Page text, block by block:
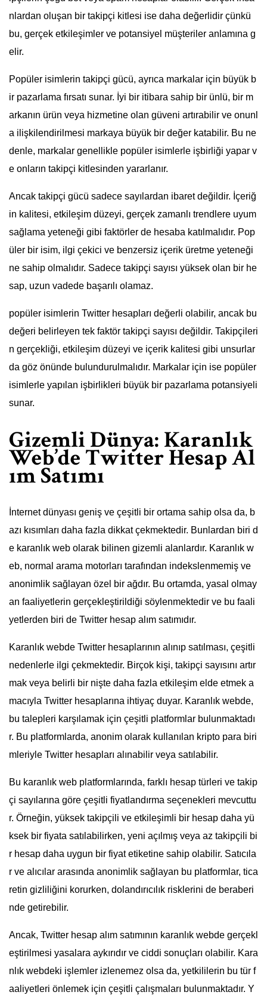
nlardan oluşan bir takipçi kitlesi ise daha değerlidir çünkü
bu, gerçek etkileşimler ve potansiyel müşteriler anlamına g
elir.
Popüler isimlerin takipçi gücü, ayrıca markalar için büyük b
ir pazarlama fırsatı sunar. İyi bir itibara sahip bir ünlü, bir m
arkanın ürün veya hizmetine olan güveni artırabilir ve onunl
a ilişkilendirilmesi markaya büyük bir değer katabilir. Bu ne
denle, markalar genellikle popüler isimlerle işbirliği yapar v
e onların takipçi kitlesinden yararlanır.
Ancak takipçi gücü sadece sayılardan ibaret değildir. İçeriğ
in kalitesi, etkileşim düzeyi, gerçek zamanlı trendlere uyum
sağlama yeteneği gibi faktörler de hesaba katılmalıdır. Pop
üler bir isim, ilgi çekici ve benzersiz içerik üretme yeteneği
ne sahip olmalıdır. Sadece takipçi sayısı yüksek olan bir he
sap, uzun vadede başarılı olamaz.
popüler isimlerin Twitter hesapları değerli olabilir, ancak bu
değeri belirleyen tek faktör takipçi sayısı değildir. Takipçileri
n gerçekliği, etkileşim düzeyi ve içerik kalitesi gibi unsurlar
da göz önünde bulundurulmalıdır. Markalar için ise popüler
isimlerle yapılan işbirlikleri büyük bir pazarlama potansiyeli
sunar.
Gizemli Dünya: Karanlık
Web’de Twitter Hesap Al
ım Satımı
İnternet dünyası geniş ve çeşitli bir ortama sahip olsa da, b
azı kısımları daha fazla dikkat çekmektedir. Bunlardan biri d
e karanlık web olarak bilinen gizemli alanlardır. Karanlık w
eb, normal arama motorları tarafından indekslenmemiş ve
anonimlik sağlayan özel bir ağdır. Bu ortamda, yasal olmay
an faaliyetlerin gerçekleştirildiği söylenmektedir ve bu faali
yetlerden biri de Twitter hesap alım satımıdır.
Karanlık webde Twitter hesaplarının alınıp satılması, çeşitli
nedenlerle ilgi çekmektedir. Birçok kişi, takipçi sayısını artır
mak veya belirli bir nişte daha fazla etkileşim elde etmek a
macıyla Twitter hesaplarına ihtiyaç duyar. Karanlık webde,
bu talepleri karşılamak için çeşitli platformlar bulunmaktadı
r. Bu platformlarda, anonim olarak kullanılan kripto para biri
mleriyle Twitter hesapları alınabilir veya satılabilir.
Bu karanlık web platformlarında, farklı hesap türleri ve takip
çi sayılarına göre çeşitli fiyatlandırma seçenekleri mevcuttu
r. Örneğin, yüksek takipçili ve etkileşimli bir hesap daha yü
ksek bir fiyata satılabilirken, yeni açılmış veya az takipçili bi
r hesap daha uygun bir fiyat etiketine sahip olabilir. Satıcıla
r ve alıcılar arasında anonimlik sağlayan bu platformlar, tica
retin gizliliğini korurken, dolandırıcılık risklerini de beraberi
nde getirebilir.
Ancak, Twitter hesap alım satımının karanlık webde gerçekl
eştirilmesi yasalara aykırıdır ve ciddi sonuçları olabilir. Kara
nlık webdeki işlemler izlenemez olsa da, yetkililerin bu tür f
aaliyetleri önlemek için çeşitli çalışmaları bulunmaktadır. Y